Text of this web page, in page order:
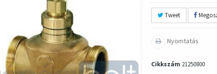
Tweet
Nyomtatás
Cikkszám 21250800